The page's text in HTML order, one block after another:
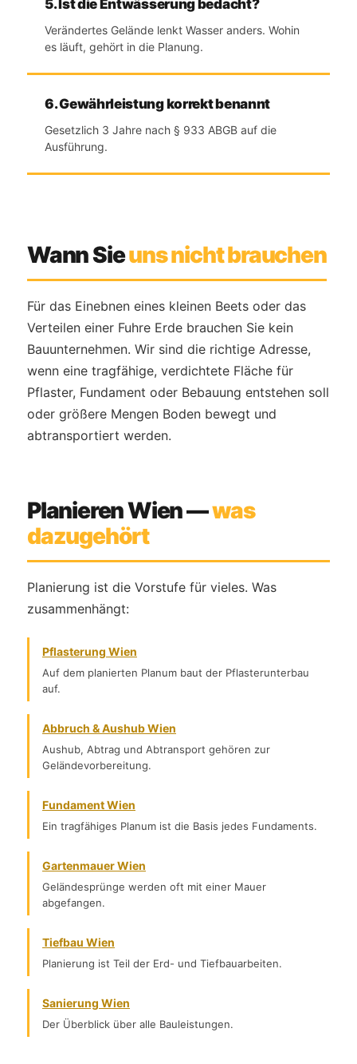
5. Ist die Entwässerung bedacht?
Verändertes Gelände lenkt Wasser anders. Wohin
es läuft, gehört in die Planung.
6. Gewährleistung korrekt benannt
Gesetzlich 3 Jahre nach § 933 ABGB auf die
Ausführung.
Wann Sieuns nicht brauchen
Für das Einebnen eines kleinen Beets oder das
Verteilen einer Fuhre Erde brauchen Sie kein
Bauunternehmen. Wir sind die richtige Adresse,
wenn eine tragfähige, verdichtete Fläche für
Pflaster, Fundament oder Bebauung entstehen soll
oder größere Mengen Boden bewegt und
abtransportiert werden.
Planieren Wien —was
dazugehört
Planierung ist die Vorstufe für vieles. Was
zusammenhängt:
Pflasterung Wien
Auf dem planierten Planum baut der Pflasterunterbau
auf.
Abbruch & Aushub Wien
Aushub, Abtrag und Abtransport gehören zur
Geländevorbereitung.
Fundament Wien
Ein tragfähiges Planum ist die Basis jedes Fundaments.
Gartenmauer Wien
Geländesprünge werden oft mit einer Mauer
abgefangen.
Tiefbau Wien
Planierung ist Teil der Erd- und Tiefbauarbeiten.
Sanierung Wien
Der Überblick über alle Bauleistungen.